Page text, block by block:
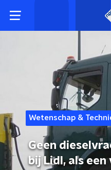
Wetenschap &
Geen
bij Lidl, als een